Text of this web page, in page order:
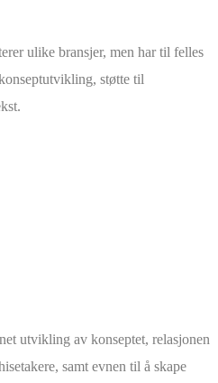
ulike bransjer, men har til felles
støtte til
utvikling av konseptet, relasjonen
samt evnen til å skape